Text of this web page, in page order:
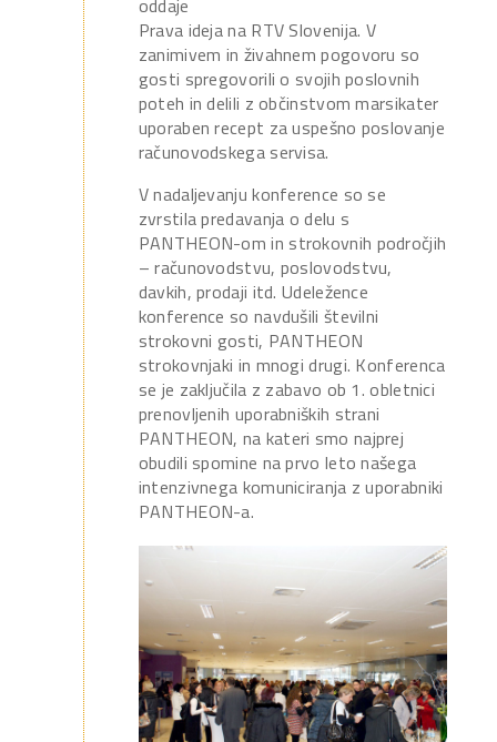
oddaje
Prava ideja na RTV Slovenija. V
zanimivem in živahnem pogovoru so
gosti spregovorili o svojih poslovnih
poteh in delili z občinstvom marsikater
uporaben recept za uspešno poslovanje
računovodskega servisa.
V nadaljevanju konference so se
zvrstila predavanja o delu s
PANTHEON-om in strokovnih področjih
– računovodstvu, poslovodstvu,
davkih, prodaji itd. Udeležence
konference so navdušili številni
strokovni gosti, PANTHEON
strokovnjaki in mnogi drugi. Konferenca
se je zaključila z zabavo ob 1. obletnici
prenovljenih uporabniških strani
PANTHEON, na kateri smo najprej
obudili spomine na prvo leto našega
intenzivnega komuniciranja z uporabniki
PANTHEON-a.